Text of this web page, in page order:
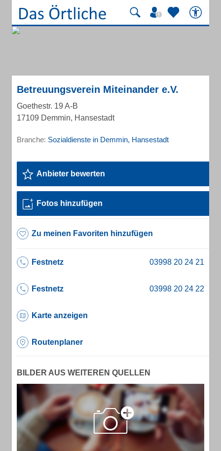
Betreuungsverein Miteinander e.V.
Goethestr. 19 A-B
17109 Demmin, Hansestadt
Branche: Sozialdienste in Demmin, Hansestadt
Anbieter bewerten
Fotos hinzufügen
Zu meinen Favoriten hinzufügen
Festnetz
Festnetz
Karte anzeigen
Routenplaner
BILDER AUS WEITEREN QUELLEN